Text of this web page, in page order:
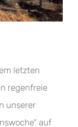
letzten
regenfreie
unserer
auf